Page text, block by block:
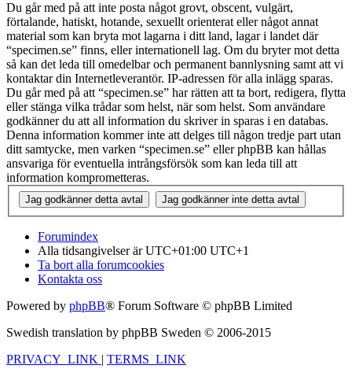
Du går med på att inte posta något grovt, obscent, vulgärt,
förtalande, hatiskt, hotande, sexuellt orienterat eller något annat
material som kan bryta mot lagarna i ditt land, lagar i landet där
“specimen.se” finns, eller internationell lag. Om du bryter mot detta
så kan det leda till omedelbar och permanent bannlysning samt att vi
kontaktar din Internetleverantör. IP-adressen för alla inlägg sparas.
Du går med på att “specimen.se” har rätten att ta bort, redigera, flytta
eller stänga vilka trådar som helst, när som helst. Som användare
godkänner du att all information du skriver in sparas i en databas.
Denna information kommer inte att delges till någon tredje part utan
ditt samtycke, men varken “specimen.se” eller phpBB kan hållas
ansvariga för eventuella intrångsförsök som kan leda till att
information komprometteras.
Forumindex
Alla tidsangivelser är UTC+01:00 UTC+1
Ta bort alla forumcookies
Kontakta oss
Powered by phpBB® Forum Software © phpBB Limited
Swedish translation by phpBB Sweden © 2006-2015
PRIVACY_LINK | TERMS_LINK